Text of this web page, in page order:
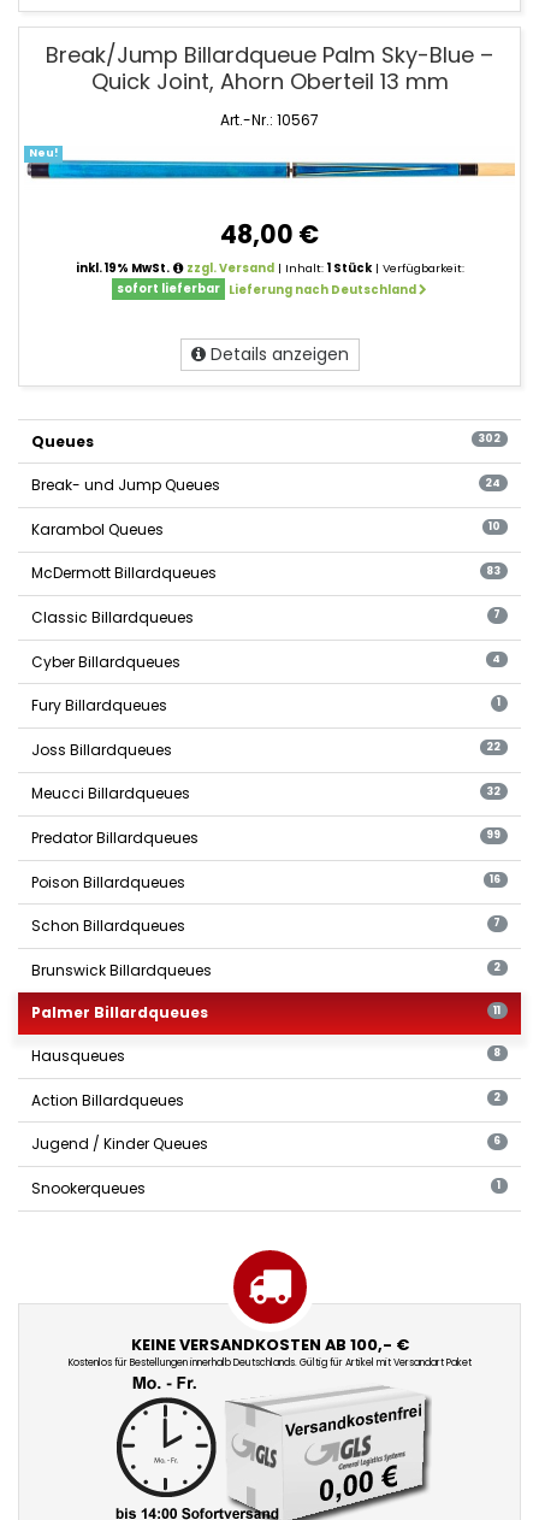
Break/Jump Billardqueue Palm Sky-Blue –
Quick Joint, Ahorn Oberteil 13 mm
Art.-Nr.: 10567
Neu!
48,00 €
inkl. 19% MwSt. zzgl. Versand| Inhalt: 1 Stück| Verfügbarkeit:
sofort lieferbar
Lieferung nach Deutschland
Details anzeigen
Queues 302
Break- und Jump Queues 24
Karambol Queues 10
McDermott Billardqueues 83
Classic Billardqueues 7
Cyber Billardqueues 4
Fury Billardqueues 1
Joss Billardqueues 22
Meucci Billardqueues 32
Predator Billardqueues 99
Poison Billardqueues 16
Schon Billardqueues 7
Brunswick Billardqueues 2
Palmer Billardqueues 11
Hausqueues 8
Action Billardqueues 2
Jugend / Kinder Queues 6
Snookerqueues 1
KEINE VERSANDKOSTEN AB 100,- €
Kostenlos für Bestellungen innerhalb Deutschlands. Gültig für Artikel mit Versandart Paket